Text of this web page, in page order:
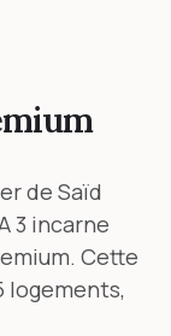
de Saïd
3 incarne
Cette
logements,